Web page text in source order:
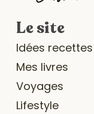
Le site
Idées recettes
Mes livres
Voyages
Lifestyle